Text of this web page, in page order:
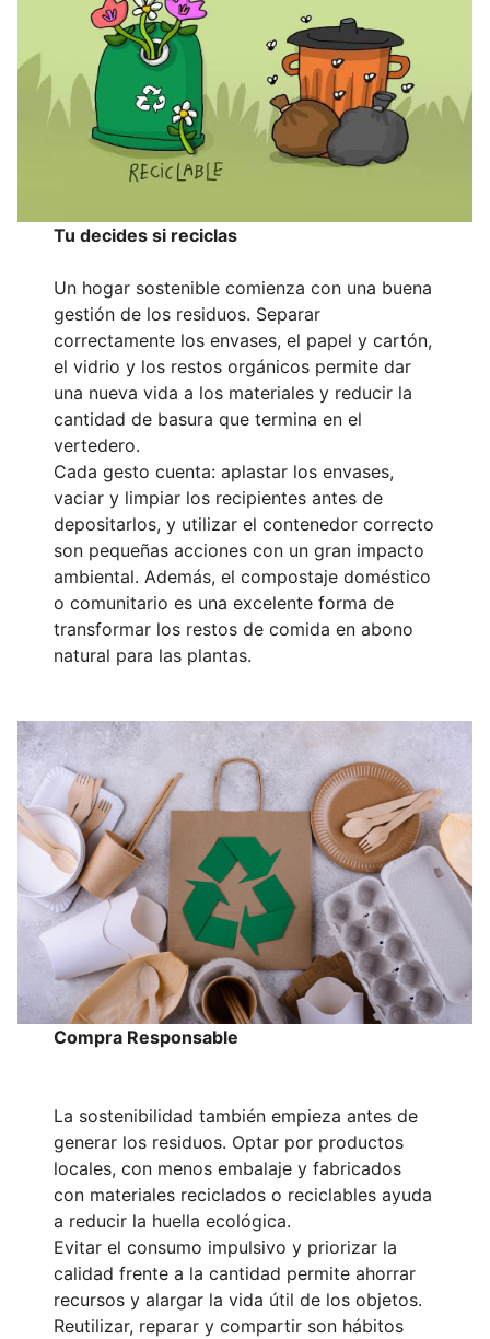
Tu decides si reciclas
Un hogar sostenible comienza con una buena
gestión de los residuos. Separar
correctamente los envases, el papel y cartón,
el vidrio y los restos orgánicos permite dar
una nueva vida a los materiales y reducir la
cantidad de basura que termina en el
vertedero.
Cada gesto cuenta: aplastar los envases,
vaciar y limpiar los recipientes antes de
depositarlos, y utilizar el contenedor correcto
son pequeñas acciones con un gran impacto
ambiental. Además, el compostaje doméstico
o comunitario es una excelente forma de
transformar los restos de comida en abono
natural para las plantas.
Compra Responsable
La sostenibilidad también empieza antes de
generar los residuos. Optar por productos
locales, con menos embalaje y fabricados
con materiales reciclados o reciclables ayuda
a reducir la huella ecológica.
Evitar el consumo impulsivo y priorizar la
calidad frente a la cantidad permite ahorrar
recursos y alargar la vida útil de los objetos.
Reutilizar, reparar y compartir son hábitos